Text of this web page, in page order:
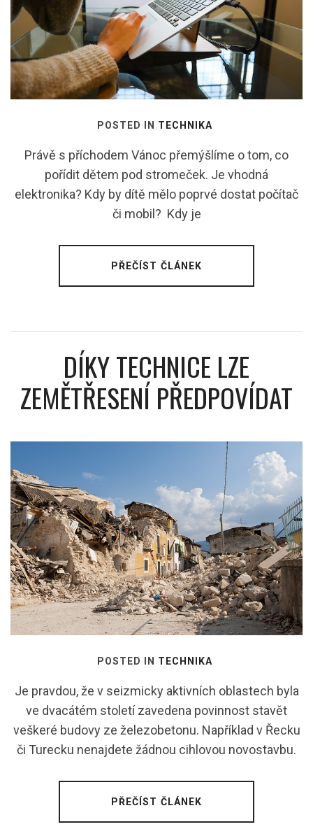
POSTED IN TECHNIKA
Právě s příchodem Vánoc přemýšlíme o tom, co
pořídit dětem pod stromeček. Je vhodná
elektronika? Kdy by dítě mělo poprvé dostat počítač
či mobil? Kdy je
PŘEČÍST ČLÁNEK
DÍKY TECHNICE LZE
ZEMĚTŘESENÍ PŘEDPOVÍDAT
POSTED IN TECHNIKA
Je pravdou, že v seizmicky aktivních oblastech byla
ve dvacátém století zavedena povinnost stavět
veškeré budovy ze železobetonu. Například v Řecku
či Turecku nenajdete žádnou cihlovou novostavbu.
PŘEČÍST ČLÁNEK